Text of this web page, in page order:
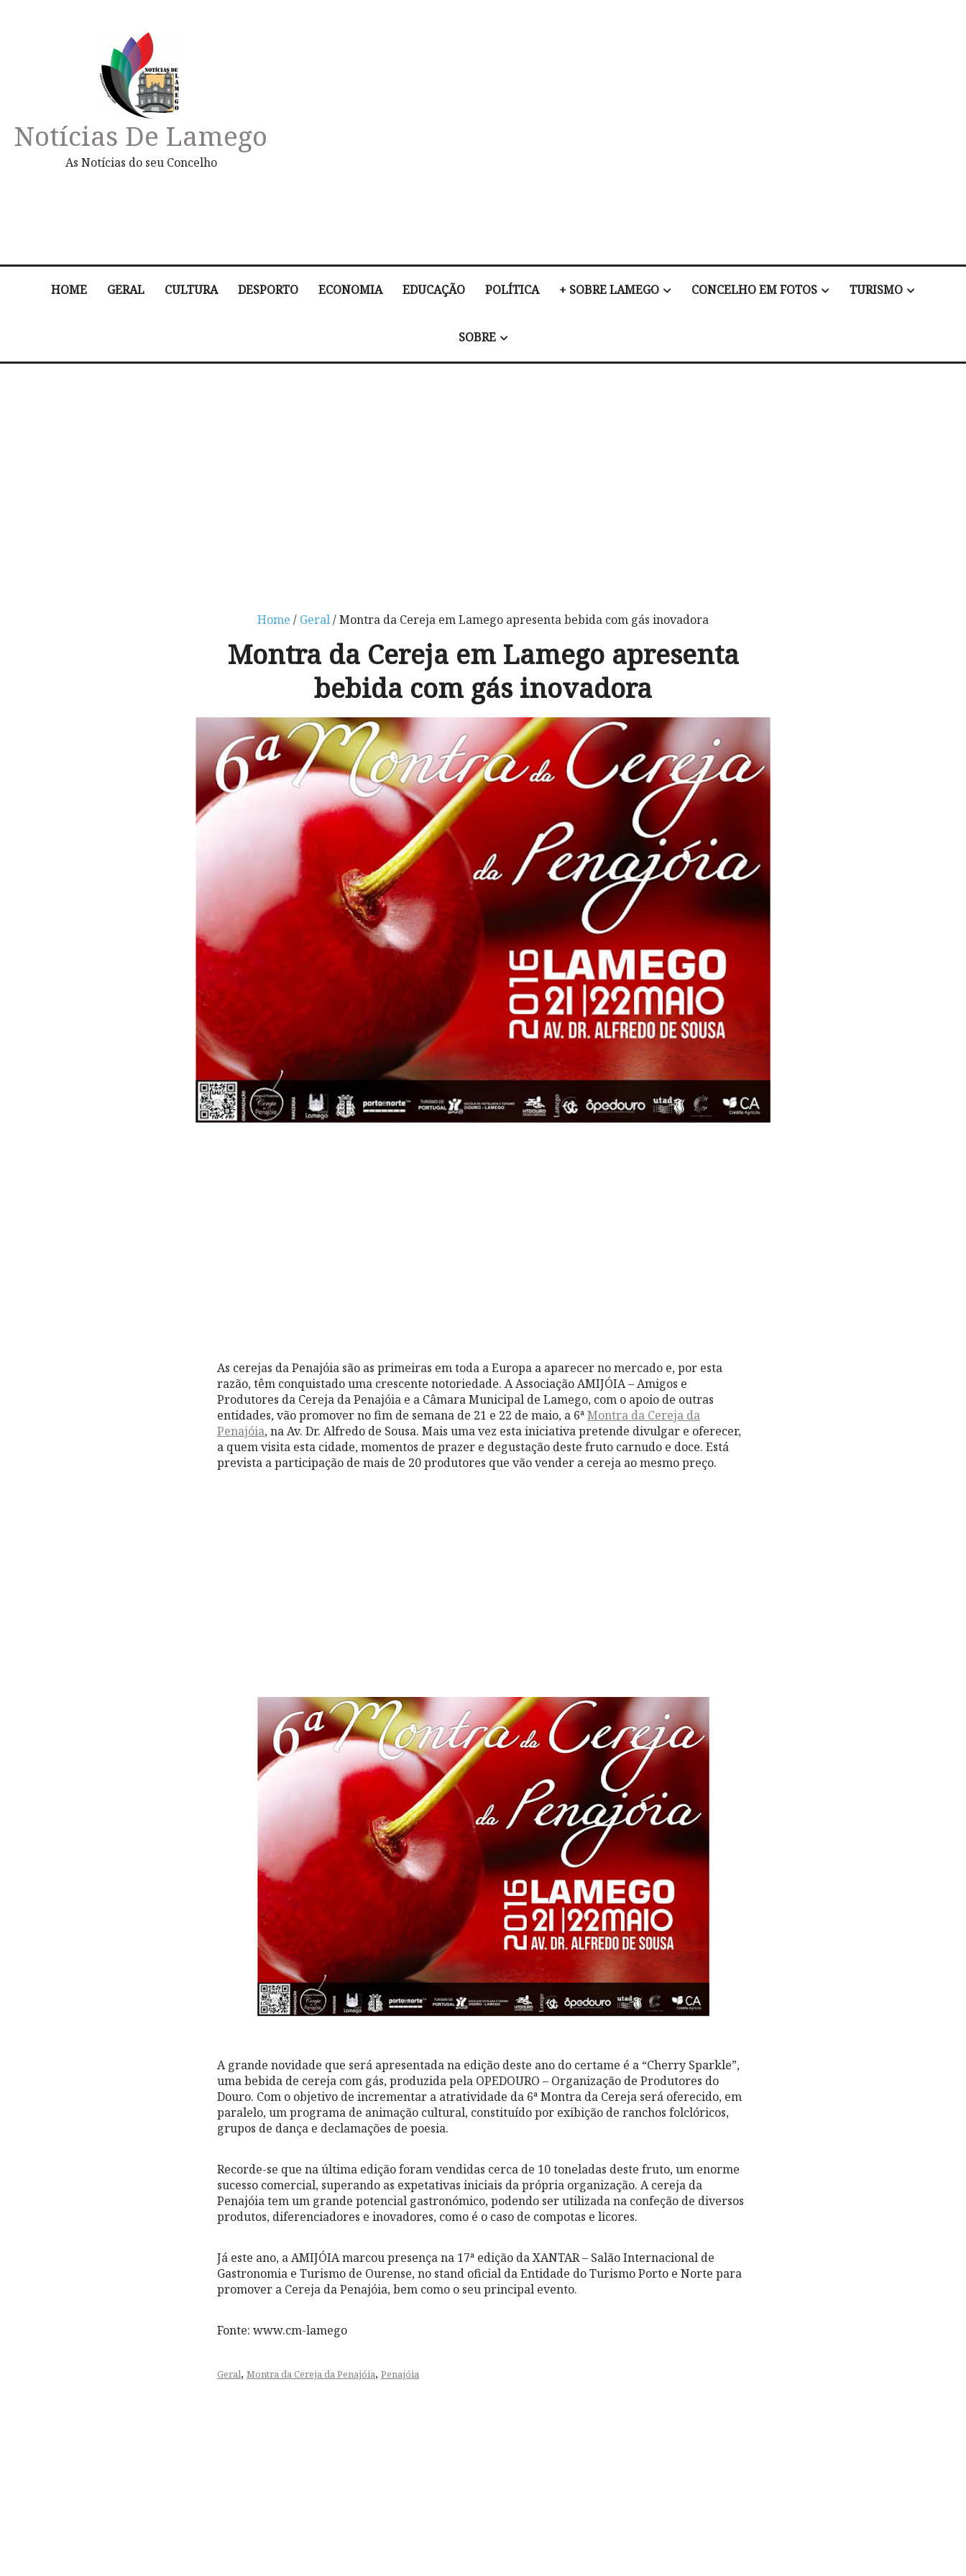
Notícias De Lamego
As Notícias do seu Concelho
HOME GERAL CULTURA DESPORTO ECONOMIA EDUCAÇÃO POLÍTICA + SOBRE LAMEGO CONCELHO EM FOTOS TURISMO
SOBRE
Home / Geral/ Montra da Cereja em Lamego apresenta bebida com gás inovadora
Montra da Cereja em Lamego apresenta
bebida com gás inovadora
As cerejas da Penajóia são as primeiras em toda a Europa a aparecer no mercado e, por esta
razão, têm conquistado uma crescente notoriedade. A Associação AMIJÓIA – Amigos e
Produtores da Cereja da Penajóia e a Câmara Municipal de Lamego, com o apoio de outras
entidades, vão promover no fim de semana de 21 e 22 de maio, a 6ªMontra da Cereja da
Penajóia, na Av. Dr. Alfredo de Sousa. Mais uma vez esta iniciativa pretende divulgar e oferecer,
a quem visita esta cidade, momentos de prazer e degustação deste fruto carnudo e doce. Está
prevista a participação de mais de 20 produtores que vão vender a cereja ao mesmo preço.
A grande novidade que será apresentada na edição deste ano do certame é a “Cherry Sparkle”,
uma bebida de cereja com gás, produzida pela OPEDOURO – Organização de Produtores do
Douro. Com o objetivo de incrementar a atratividade da 6ª Montra da Cereja será oferecido, em
paralelo, um programa de animação cultural, constituído por exibição de ranchos folclóricos,
grupos de dança e declamações de poesia.
Recorde-se que na última edição foram vendidas cerca de 10 toneladas deste fruto, um enorme
sucesso comercial, superando as expetativas iniciais da própria organização. A cereja da
Penajóia tem um grande potencial gastronómico, podendo ser utilizada na confeção de diversos
produtos, diferenciadores e inovadores, como é o caso de compotas e licores.
Já este ano, a AMIJÓIA marcou presença na 17ª edição da XANTAR – Salão Internacional de
Gastronomia e Turismo de Ourense, no stand oficial da Entidade do Turismo Porto e Norte para
promover a Cereja da Penajóia, bem como o seu principal evento.
Fonte: www.cm-lamego
Geral, Montra da Cereja da Penajóia, Penajóia